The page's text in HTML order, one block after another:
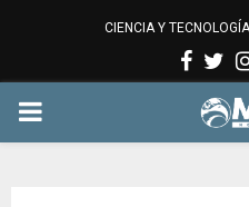
CIENCIA Y TECNOLOGÍA
PRIMARY